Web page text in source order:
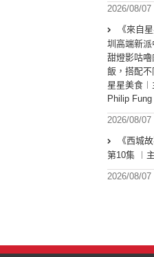
2026/08/07
《來自
圳高端新
甜燈影咕
飯，搭配不
星星美食︱
Philip Fung
2026/08/07
《西城
第10集 ︱
2026/08/07